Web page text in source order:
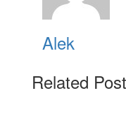
Alek
Related